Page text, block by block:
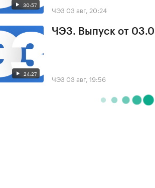
30:57 ЧЭЗ 03 авг, 20:24
24:27
ЧЭЗ. Выпуск от
ЧЭЗ 03 авг, 19:56